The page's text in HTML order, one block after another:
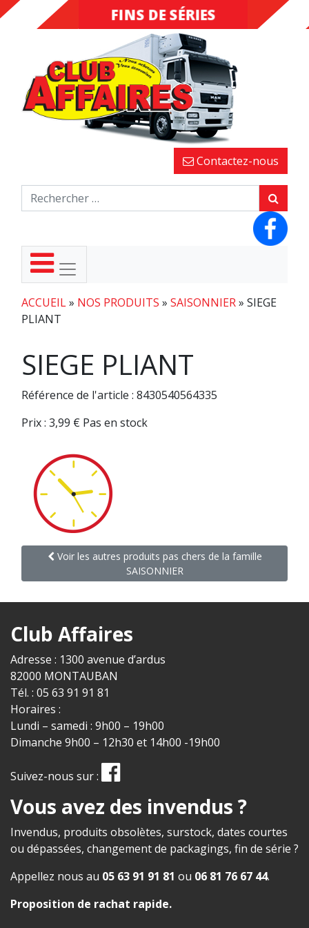
DESTOCKAGE
FINS DE SÉRIES
Contactez-nous
ACCUEIL» NOS PRODUITS » SAISONNIER» SIEGE
PLIANT
SIEGE PLIANT
Référence de l'article : 8430540564335
Prix : 3,99 € Pas en stock
Voir les autres produits pas chers de la famille
SAISONNIER
Club Affaires
Adresse : 1300 avenue d’ardus
82000 MONTAUBAN
Tél. : 05 63 91 91 81
Horaires :
Lundi – samedi : 9h00 – 19h00
Dimanche 9h00 – 12h30 et 14h00 -19h00
Suivez-nous sur :
Vous avez des invendus ?
Invendus, produits obsolètes, surstock, dates courtes
ou dépassées, changement de packagings, fin de série ?
Appellez nous au 05 63 91 91 81 ou 06 81 76 67 44.
Proposition de rachat rapide.